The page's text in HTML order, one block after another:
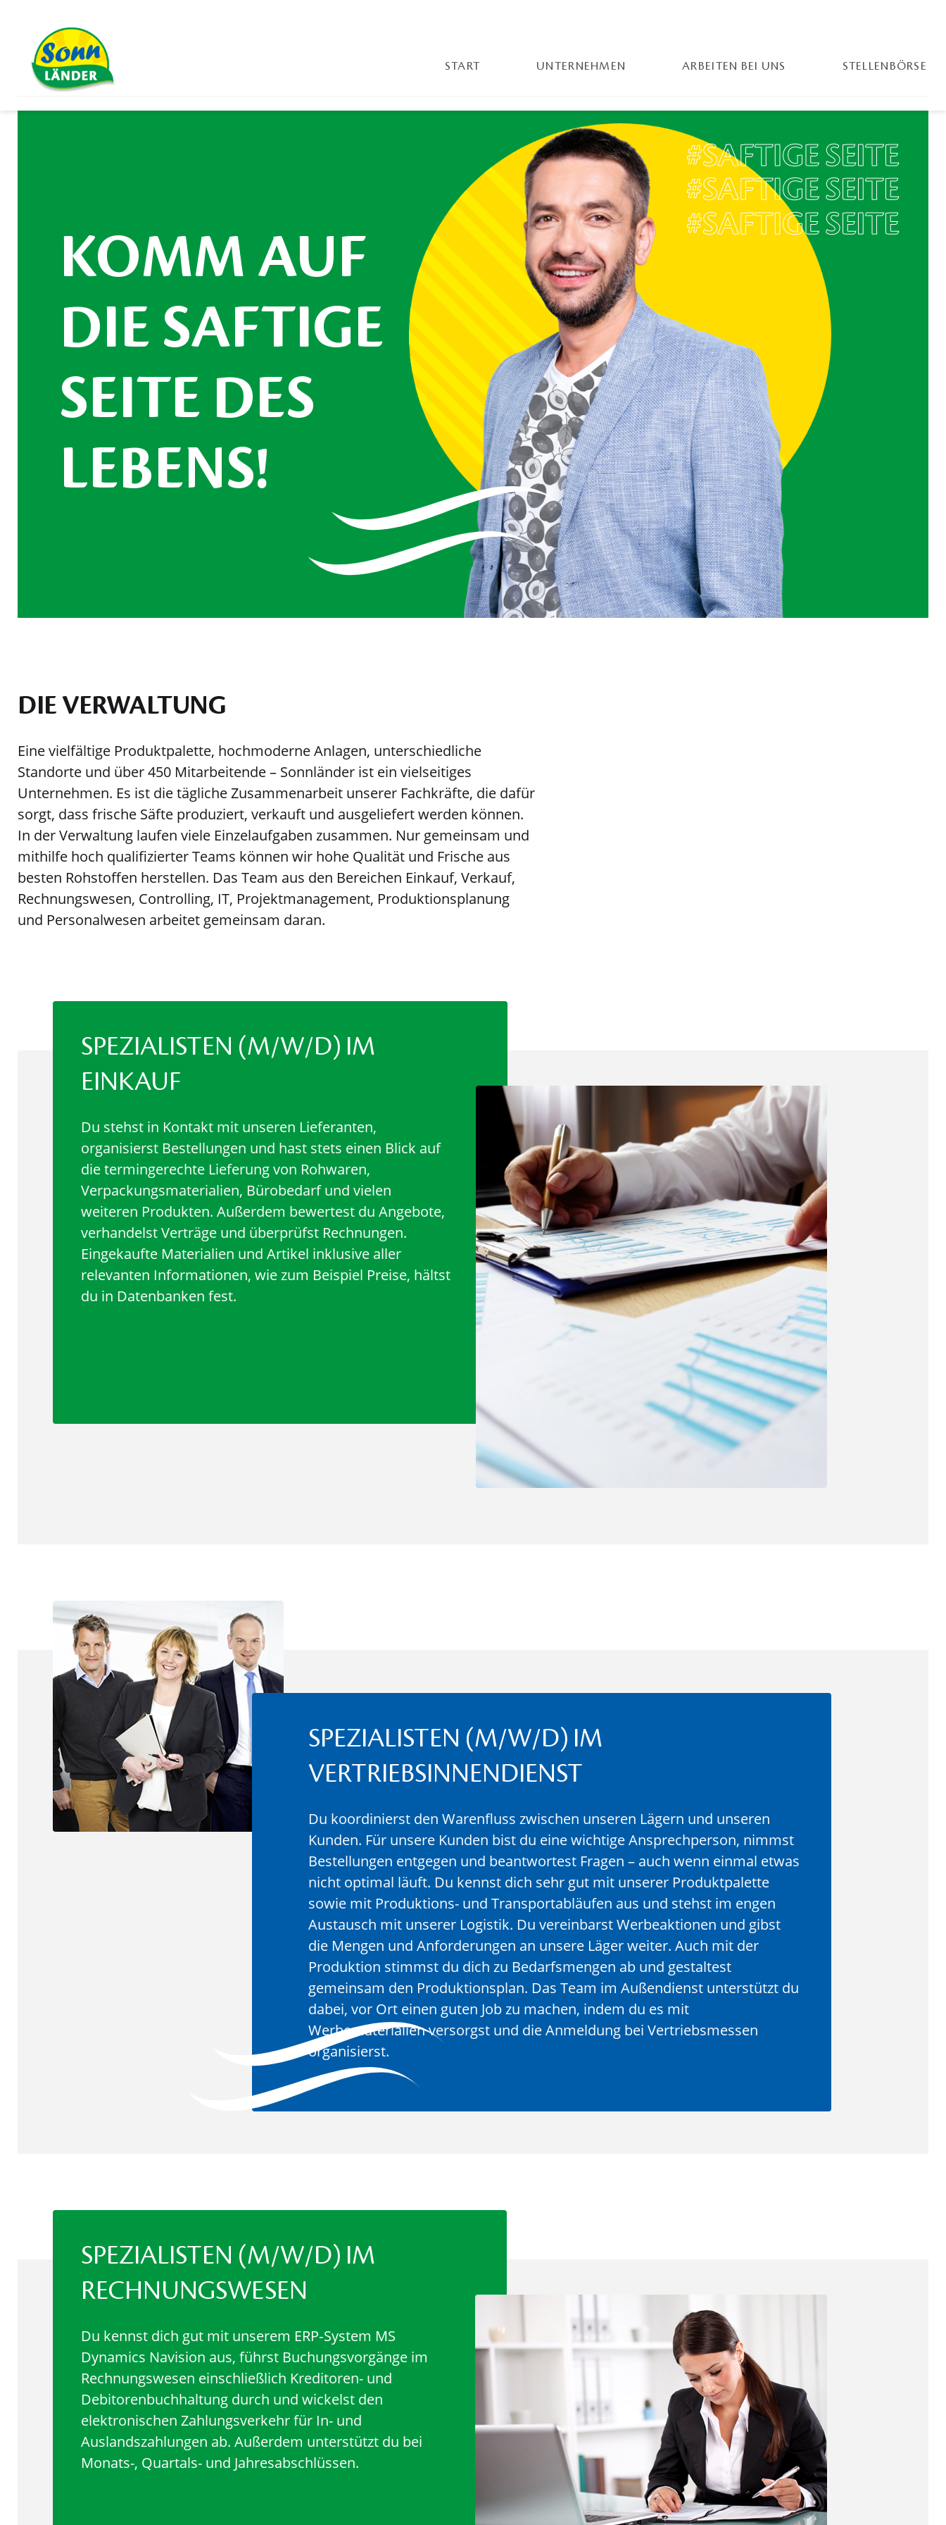
START UNTERNEHMEN ARBEITEN BEI UNS STELLENBÖRSE
KOMM AUF
DIE SAFTIGE
SEITE DES
LEBENS!
DIE VERWALTUNG
Eine vielfältige Produktpalette, hochmoderne Anlagen, unterschiedliche
Standorte und über 450 Mitarbeitende – Sonnländer ist ein vielseitiges
Unternehmen. Es ist die tägliche Zusammenarbeit unserer Fachkräfte, die dafür
sorgt, dass frische Säfte produziert, verkauft und ausgeliefert werden können.
In der Verwaltung laufen viele Einzelaufgaben zusammen. Nur gemeinsam und
mithilfe hoch qualifizierter Teams können wir hohe Qualität und Frische aus
besten Rohstoffen herstellen. Das Team aus den Bereichen Einkauf, Verkauf,
Rechnungswesen, Controlling, IT, Projektmanagement, Produktionsplanung
und Personalwesen arbeitet gemeinsam daran.
SPEZIALISTEN (M/W/D) IM
EINKAUF
Du stehst in Kontakt mit unseren Lieferanten,
organisierst Bestellungen und hast stets einen Blick auf
die termingerechte Lieferung von Rohwaren,
Verpackungsmaterialien, Bürobedarf und vielen
weiteren Produkten. Außerdem bewertest du Angebote,
verhandelst Verträge und überprüfst Rechnungen.
Eingekaufte Materialien und Artikel inklusive aller
relevanten Informationen, wie zum Beispiel Preise, hältst
du in Datenbanken fest.
SPEZIALISTEN (M/W/D) IM
VERTRIEBSINNENDIENST
Du koordinierst den Warenfluss zwischen unseren Lägern und unseren
Kunden. Für unsere Kunden bist du eine wichtige Ansprechperson, nimmst
Bestellungen entgegen und beantwortest Fragen – auch wenn einmal etwas
nicht optimal läuft. Du kennst dich sehr gut mit unserer Produktpalette
sowie mit Produktions- und Transportabläufen aus und stehst im engen
Austausch mit unserer Logistik. Du vereinbarst Werbeaktionen und gibst
die Mengen und Anforderungen an unsere Läger weiter. Auch mit der
Produktion stimmst du dich zu Bedarfsmengen ab und gestaltest
gemeinsam den Produktionsplan. Das Team im Außendienst unterstützt du
dabei, vor Ort einen guten Job zu machen, indem du es mit
Werbematerialien versorgst und die Anmeldung bei Vertriebsmessen
organisierst.
SPEZIALISTEN (M/W/D) IM
RECHNUNGSWESEN
Du kennst dich gut mit unserem ERP‑System MS
Dynamics Navision aus, führst Buchungsvorgänge im
Rechnungswesen einschließlich Kreditoren- und
Debitorenbuchhaltung durch und wickelst den
elektronischen Zahlungsverkehr für In- und
Auslandszahlungen ab. Außerdem unterstützt du bei
Monats-, Quartals- und Jahresabschlüssen.